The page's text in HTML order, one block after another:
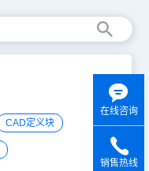
CAD定义块
在线咨询
销售热线